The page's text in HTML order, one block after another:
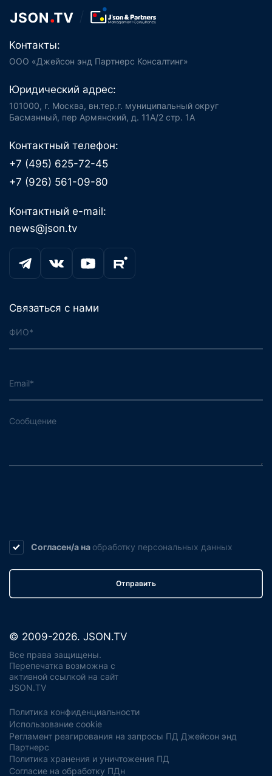
Контакты:
ООО «Джейсон энд Партнерс Консалтинг»
Юридический адрес:
101000, г. Москва, вн.тер.г. муниципальный округ
Басманный, пер Армянский, д. 11А/2 стр. 1А
Контактный телефон:
+7 (495) 625-72-45
+7 (926) 561-09-80
Контактный e-mail:
news@json.tv
Связаться с нами
Согласен/а на обработку персональных данных
Отправить
© 2009-2026. JSON.TV
Все права защищены.
Перепечатка возможна с
активной ссылкой на сайт
JSON.TV
Политика конфиденциальности
Использование cookie
Регламент реагирования на запросы ПД Джейсон энд
Партнерс
Политика хранения и уничтожения ПД
Согласие на обработку ПДн